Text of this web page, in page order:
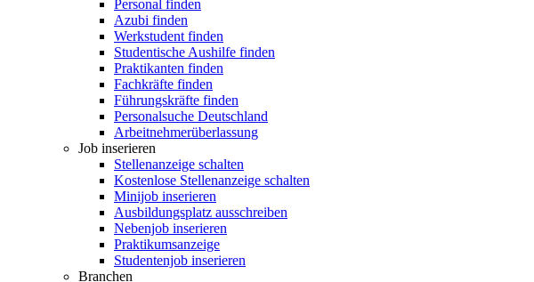
Personal finden
Azubi finden
Werkstudent finden
Studentische Aushilfe finden
Praktikanten finden
Fachkräfte finden
Führungskräfte finden
Personalsuche Deutschland
Arbeitnehmerüberlassung
Job inserieren
Stellenanzeige schalten
Kostenlose Stellenanzeige schalten
Minijob inserieren
Ausbildungsplatz ausschreiben
Nebenjob inserieren
Praktikumsanzeige
Studentenjob inserieren
Branchen